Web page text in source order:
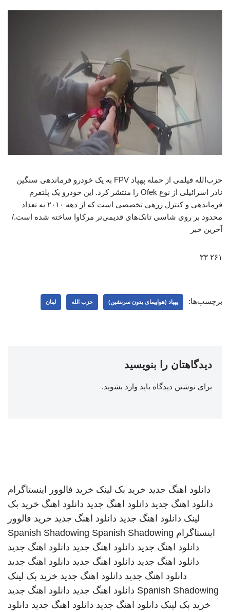
حزب‌الله فیلمی از حمله پهپاد FPV به یک خودرو فرماندهی سنگین
نادر اسرائیلی از نوع Ofek را منتشر کرد. این خودرو یک پلتفرم
فرماندهی و کنترل زرهی تخصصی است که از دهه ۲۰۱۰ به تعداد
محدود بر روی شاسی تانک‌های قدیمی‌تر مرکاوا ساخته شده است./
آخرین خبر
۲۶۱ ۳۳
برچسب‌ها: پهپاد (هواپیمای بدون سرنشین) حزب الله لبنان
دیدگاهتان را بنویسید
برای نوشتن دیدگاه باید وارد بشوید.
دانلود اهنگ جدید خرید بک لینک خرید فالوور اینستاگرام
دانلود اهنگ جدید دانلود اهنگ جدید دانلود اهنگ خرید بک
لینک دانلود اهنگ جدید دانلود اهنگ جدید خرید فالوور
اینستاگرام
Spanish Shadowing Spanish Shadowing
دانلود اهنگ جدید دانلود اهنگ جدید دانلود اهنگ جدید
دانلود اهنگ جدید دانلود اهنگ جدید دانلود اهنگ جدید
دانلود اهنگ جدید دانلود اهنگ جدید خرید بک لینک
Spanish Shadowing دانلود اهنگ جدید دانلود اهنگ جدید
خرید بک لینک دانلود اهنگ جدید دانلود اهنگ جدید دانلود